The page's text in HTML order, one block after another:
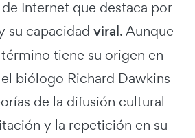
Internet que destaca por
su capacidad viral. Aunque
tiene su origen en
biólogo Richard Dawkins
de la difusión cultural
y la repetición en su